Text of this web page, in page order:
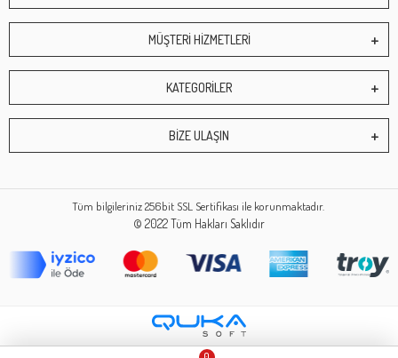
MÜŞTERİ HİZMETLERİ
KATEGORİLER
BİZE ULAŞIN
Tüm bilgileriniz 256bit SSL Sertifikası ile korunmaktadır.
© 2022Tüm Hakları Saklıdır